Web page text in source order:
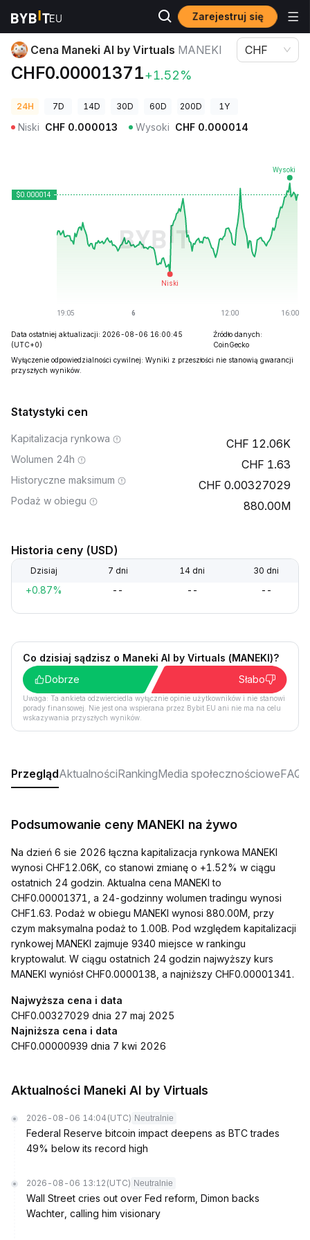
Zarejestruj się
Ceny kryptowalut Cena Maneki AI by Virtuals MANEKI
Cena Maneki AI by Virtuals MANEKI
CHF0.00001371+1.52%
CHF
24H 7D 14D 30D 60D 200D 1Y
Niski CHF 0.000013 Wysoki CHF 0.000014
Data ostatniej aktualizacji: 2026-08-06 16:00:45
(UTC+0)
Źródło danych:
CoinGecko
Wyłączenie odpowiedzialności cywilnej: Wyniki z przeszłości nie stanowią gwarancji
przyszłych wyników.
Statystyki cen
Kapitalizacja rynkowa 12.06K
Wolumen 24h 1.63
Historyczne maksimum 0.00327029
Podaż w obiegu 880.00M
Historia ceny (USD)
Dzisiaj 7 dni 14 dni 30 dni
+0.87% -- -- --
Co dzisiaj sądzisz o Maneki AI by Virtuals (MANEKI)?
Dobrze
Słabo
Uwaga: Ta ankieta odzwierciedla wyłącznie opinie użytkowników i nie stanowi
porady finansowej. Nie jest ona wspierana przez Bybit EU ani nie ma na celu
wskazywania przyszłych wyników.
PrzeglądAktualnościRankingMedia społecznościoweFAQ
Podsumowanie ceny MANEKI na żywo
Na dzień 6 sie 2026 łączna kapitalizacja rynkowa MANEKI
wynosi CHF12.06K, co stanowi zmianę o +1.52% w ciągu
ostatnich 24 godzin. Aktualna cena MANEKI to
CHF0.00001371, a 24-godzinny wolumen tradingu wynosi
CHF1.63. Podaż w obiegu MANEKI wynosi 880.00M, przy
czym maksymalna podaż to 1.00B. Pod względem kapitalizacji
rynkowej MANEKI zajmuje 9340 miejsce w rankingu
kryptowalut. W ciągu ostatnich 24 godzin najwyższy kurs
MANEKI wyniósł CHF0.0000138, a najniższy CHF0.00001341.
Najwyższa cena i data
CHF0.00327029 dnia 27 maj 2025
Najniższa cena i data
CHF0.00000939 dnia 7 kwi 2026
Aktualności Maneki AI by Virtuals
2026-08-06 14:04 (UTC) Neutralnie
Federal Reserve bitcoin impact deepens as BTC trades
49% below its record high
2026-08-06 13:12 (UTC) Neutralnie
Wall Street cries out over Fed reform, Dimon backs
Wachter, calling him visionary